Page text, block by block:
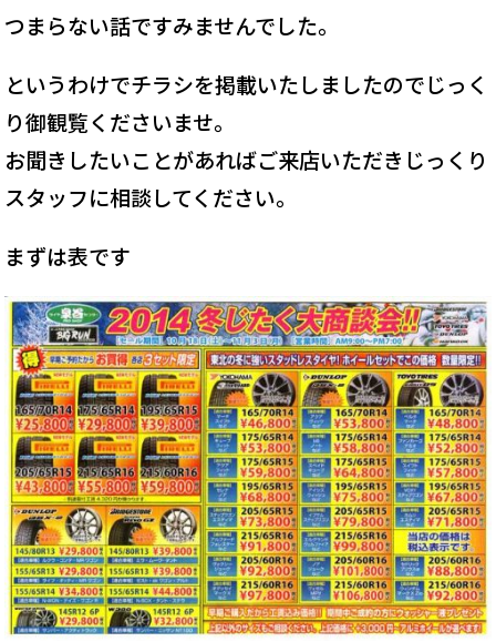
つまらない話ですみませんでした。
というわけでチラシを掲載いたしましたのでじっく
り御観覧くださいませ。
お聞きしたいことがあればご来店いただきじっくり
スタッフに相談してください。
まずは表です